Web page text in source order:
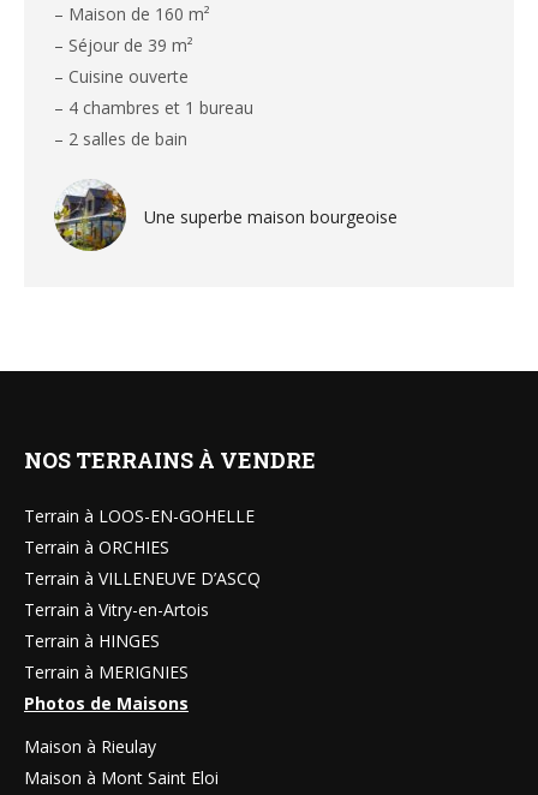
– Maison de 160 m²
– Séjour de 39 m²
– Cuisine ouverte
– 4 chambres et 1 bureau
– 2 salles de bain
Une superbe maison bourgeoise
NOS TERRAINS À VENDRE
Terrain à LOOS-EN-GOHELLE
Terrain à ORCHIES
Terrain à VILLENEUVE D’ASCQ
Terrain à Vitry-en-Artois
Terrain à HINGES
Terrain à MERIGNIES
Photos de Maisons
Maison à Rieulay
Maison à Mont Saint Eloi